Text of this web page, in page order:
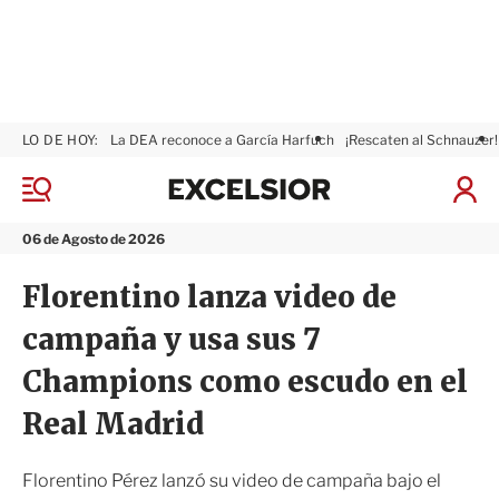
M
n
06 de Agosto de 2026
LO DE HOY: La DEA reconoce a García Harfuch ¡Rescaten al Schnauzer!
I
e
s
x
i
Florentino lanza video de
campaña y usa sus 7
Champions como escudo en el
Real Madrid
Florentino Pérez lanzó su video de campaña bajo el